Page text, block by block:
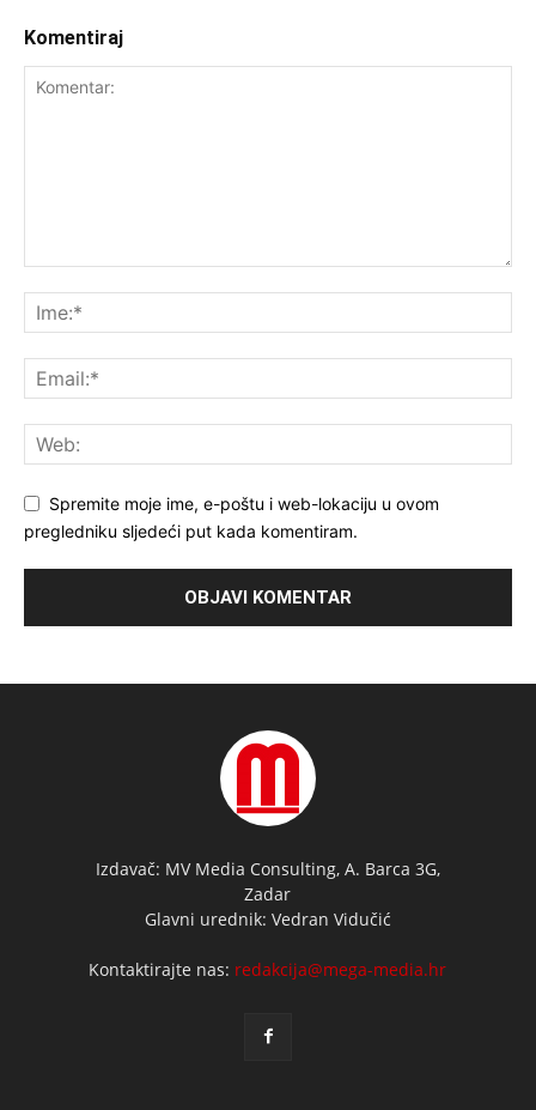
Komentiraj
Spremite moje ime, e-poštu i web-lokaciju u ovom
pregledniku sljedeći put kada komentiram.
Izdavač: MV Media Consulting, A. Barca 3G,
Zadar
Glavni urednik: Vedran Vidučić
Kontaktirajte nas: redakcija@mega-media.hr